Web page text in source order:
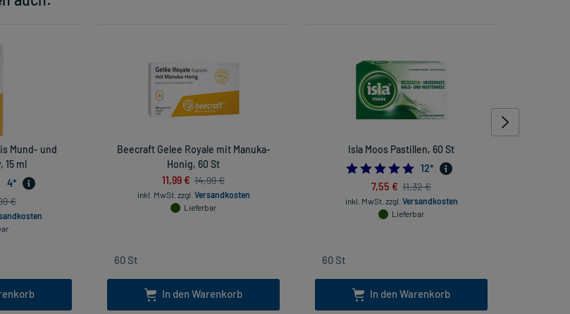
Mund- und
15 ml
4.75
4*
€
Beecraft Gelee Royale mit Manuka-
Honig, 60 St
11,99 € 14,99 €
inkl. MwSt. zzgl. Versandkosten
Lieferbar
In den Warenkorb
Isla Moos Pastillen, 60 St
4.75
12*
7,55 € 11,32 €
inkl. MwSt. zzgl. Versandkosten
Lieferbar
In den Warenkorb